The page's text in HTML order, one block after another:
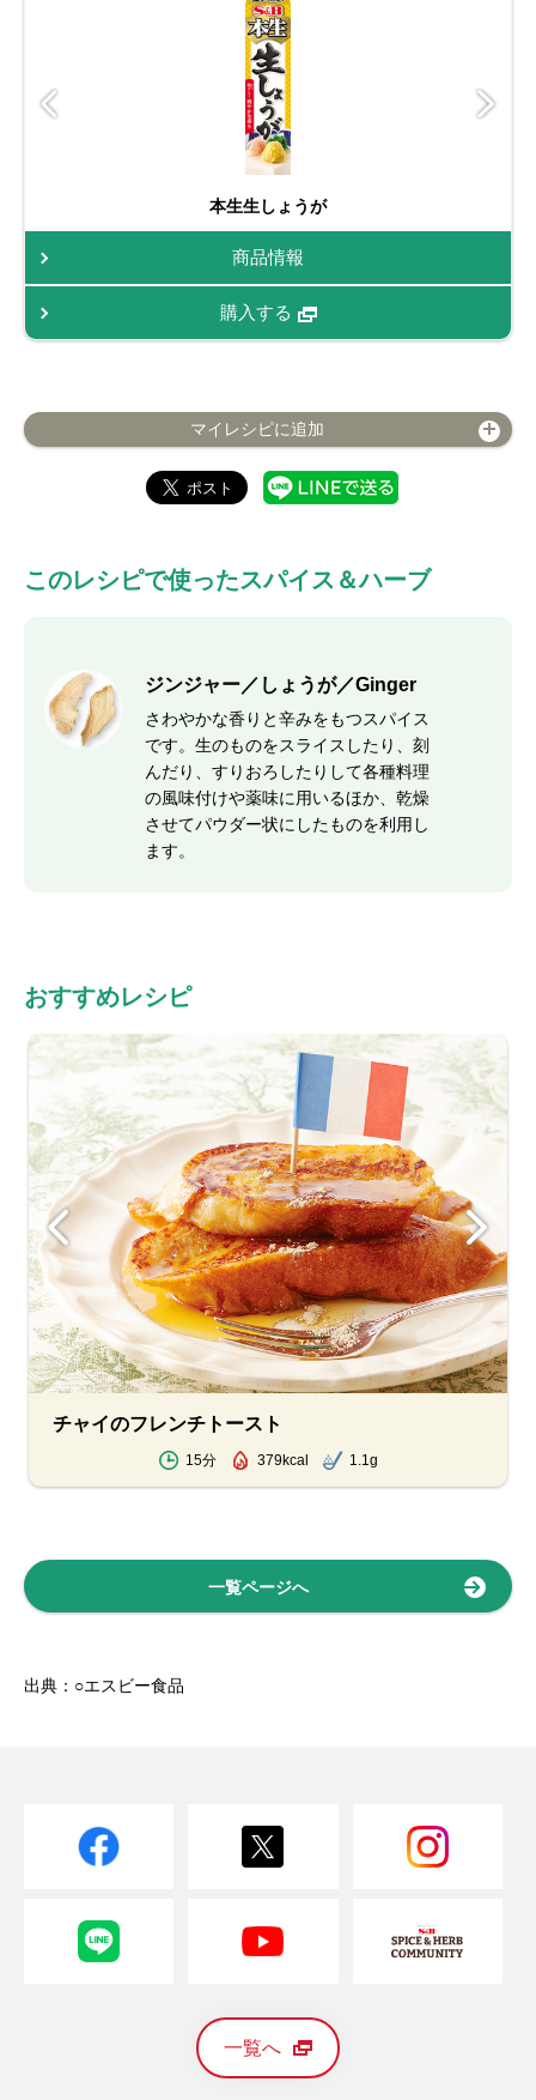
本生生しょうが
商品情報
購入する
マイレシピに追加
このレシピで使ったスパイス＆ハーブ
ジンジャー／しょうが／Ginger
さわやかな香りと辛みをもつスパイス
です。生のものをスライスしたり、刻
んだり、すりおろしたりして各種料理
の風味付けや薬味に用いるほか、乾燥
させてパウダー状にしたものを利用し
ます。
おすすめレシピ
チャイのフレンチトースト
15分 379kcal 1.1g
一覧ページへ
出典：○エスビー食品
一覧へ